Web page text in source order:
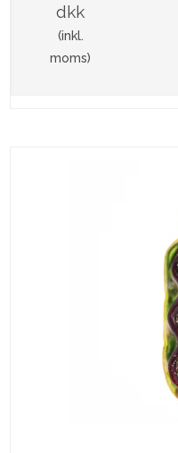
dkk
(inkl.
moms)